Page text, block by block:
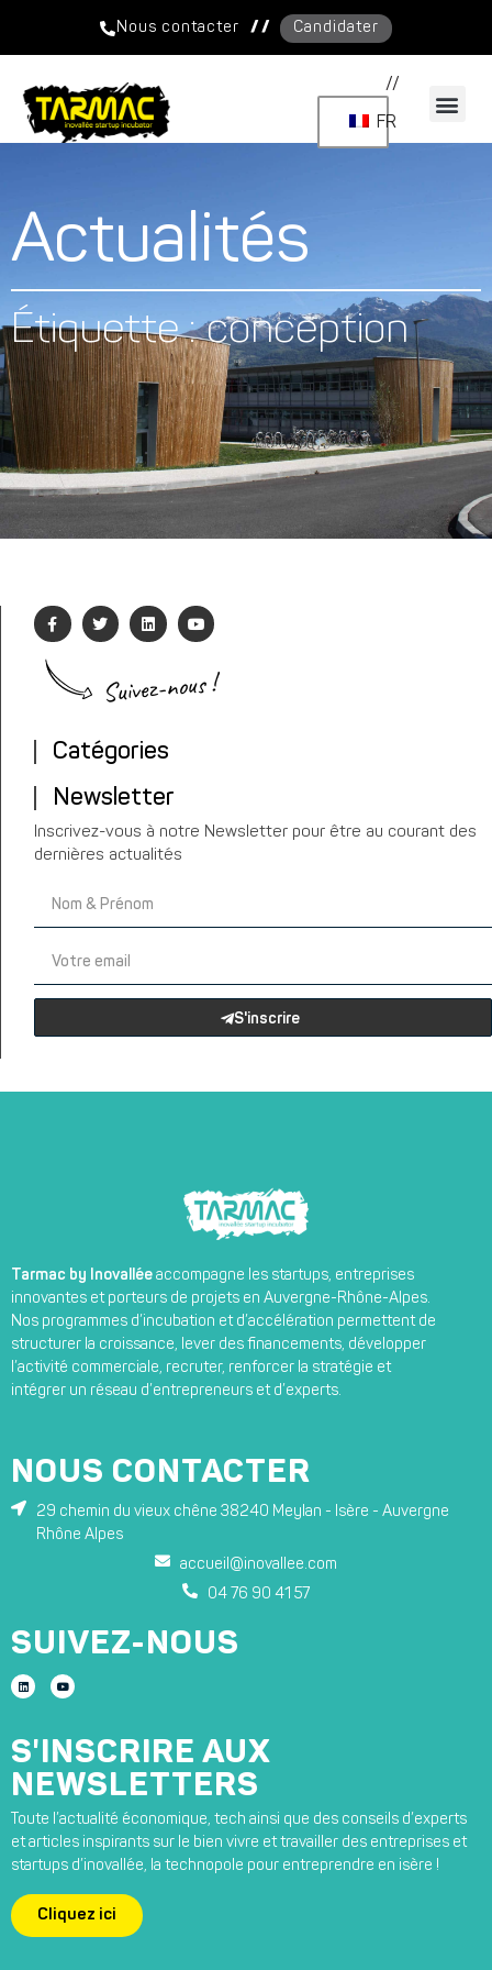
Nous contacter / / Candidater
//
FR
Actualités
Étiquette : conception
Suivez-nous !
Catégories
Newsletter
Inscrivez-vous à notre Newsletter pour être au courant des
dernières actualités
S'inscrire
Tarmac by Inovallée accompagne les startups, entreprises
innovantes et porteurs de projets en Auvergne-Rhône-Alpes.
Nos programmes d’incubation et d’accélération permettent de
structurer la croissance, lever des financements, développer
l’activité commerciale, recruter, renforcer la stratégie et
intégrer un réseau d’entrepreneurs et d’experts.
NOUS CONTACTER
29 chemin du vieux chêne 38240 Meylan - Isère - Auvergne
Rhône Alpes
accueil@inovallee.com
04 76 90 41 57
SUIVEZ-NOUS
S'INSCRIRE AUX
NEWSLETTERS
Toute l’actualité économique, tech ainsi que des conseils d’experts
et articles inspirants sur le bien vivre et travailler des entreprises et
startups d’inovallée, la technopole pour entreprendre en isère !
Cliquez ici